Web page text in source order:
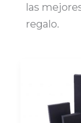
las
regalo.